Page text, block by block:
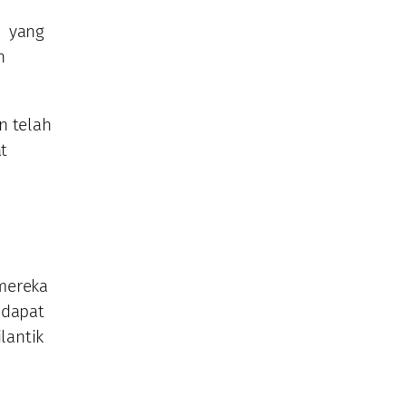
yang
telah